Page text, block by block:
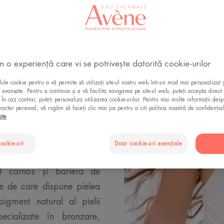
PETELE SOLARE ABILITATEA
rolul
singură împotriva
cornos și bariera de
de care dispune pielea
natural al pielii
în bronzare,
o experiență care vi se potrivește datorită cookie-urilor
cookie pentru a vă permite să utilizați site-ul nostru web într-un mod mai personalizat
Pentru a continua și a vă facilita navigarea pe site-ul web, puteți accepta direct
În caz contrar, puteți personaliza utilizarea cookie-urilor. Pentru mai multe informații
personal, vă rugăm să faceți clic mai jos pentru a citi politica noastră de
uri Doar cookie-uri esențiale